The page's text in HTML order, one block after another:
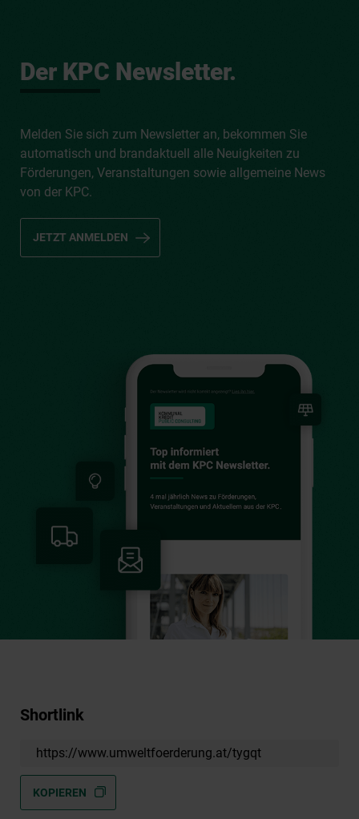
Der KPC Newsletter.
Melden Sie sich zum Newsletter an, bekommen Sie
automatisch und brandaktuell alle Neuigkeiten zu
Förderungen, Veranstaltungen sowie allgemeine News
von der KPC.
JETZT ANMELDEN
Shortlink
https://www.umweltfoerderung.at/tygqt
KOPIEREN